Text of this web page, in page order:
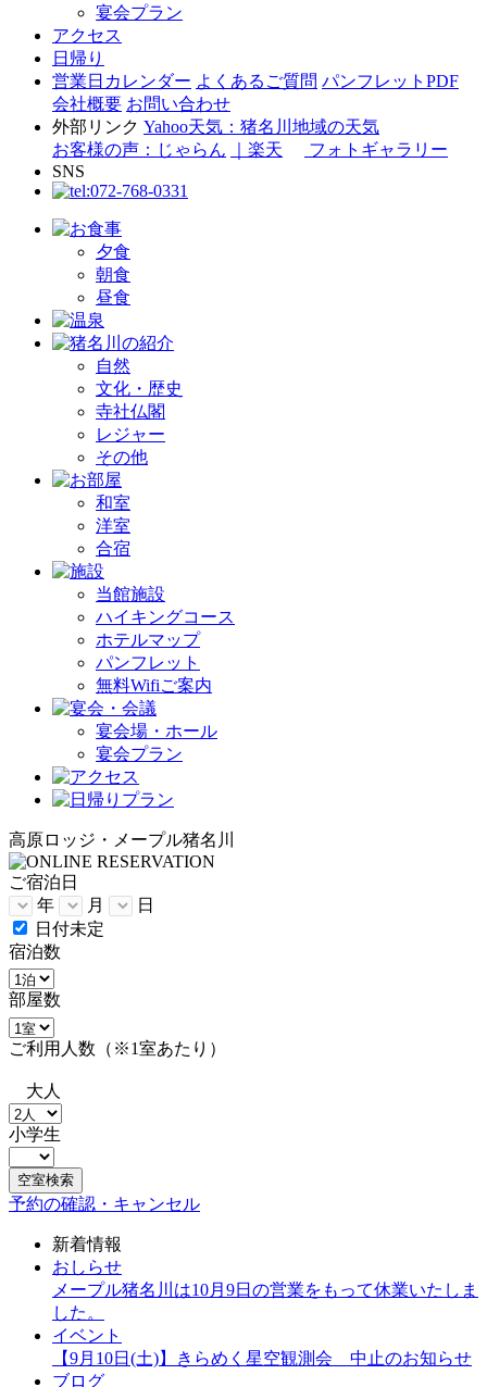
宴会プラン
アクセス
日帰り
営業日カレンダー よくあるご質問 パンフレットPDF
会社概要 お問い合わせ
外部リンク Yahoo天気：猪名川地域の天気
お客様の声：じゃらん
｜楽天
フォトギャラリー
SNS
夕食
朝食
昼食
自然
文化・歴史
寺社仏閣
レジャー
その他
和室
洋室
合宿
当館施設
ハイキングコース
ホテルマップ
パンフレット
無料Wifiご案内
宴会場・ホール
宴会プラン
高原ロッジ・メープル猪名川
ご宿泊日
年
月
日
日付未定
宿泊数
部屋数
ご利用人数（※1室あたり）
大人
小学生
空室検索
予約の確認・キャンセル
新着情報
おしらせ
メープル猪名川は10月9日の営業をもって休業いたしま
した。
イベント
【9月10日(土)】きらめく星空観測会 中止のお知らせ
ブログ